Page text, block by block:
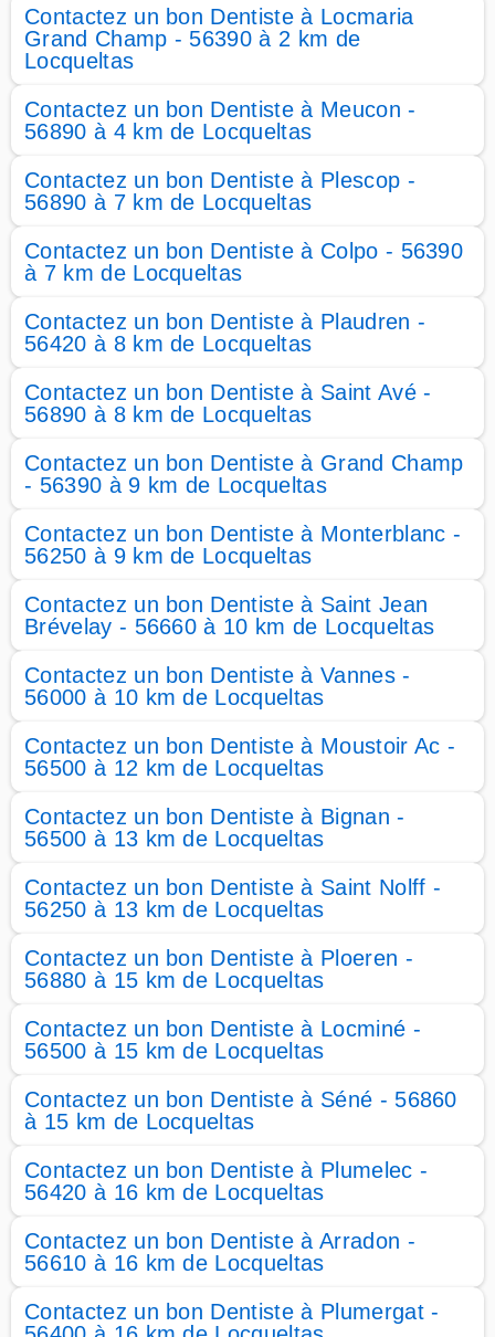
Contactez un bon Dentiste à Locmaria
Grand Champ - 56390 à 2 km de
Locqueltas
Contactez un bon Dentiste à Meucon -
56890 à 4 km de Locqueltas
Contactez un bon Dentiste à Plescop -
56890 à 7 km de Locqueltas
Contactez un bon Dentiste à Colpo - 56390
à 7 km de Locqueltas
Contactez un bon Dentiste à Plaudren -
56420 à 8 km de Locqueltas
Contactez un bon Dentiste à Saint Avé -
56890 à 8 km de Locqueltas
Contactez un bon Dentiste à Grand Champ
- 56390 à 9 km de Locqueltas
Contactez un bon Dentiste à Monterblanc -
56250 à 9 km de Locqueltas
Contactez un bon Dentiste à Saint Jean
Brévelay - 56660 à 10 km de Locqueltas
Contactez un bon Dentiste à Vannes -
56000 à 10 km de Locqueltas
Contactez un bon Dentiste à Moustoir Ac -
56500 à 12 km de Locqueltas
Contactez un bon Dentiste à Bignan -
56500 à 13 km de Locqueltas
Contactez un bon Dentiste à Saint Nolff -
56250 à 13 km de Locqueltas
Contactez un bon Dentiste à Ploeren -
56880 à 15 km de Locqueltas
Contactez un bon Dentiste à Locminé -
56500 à 15 km de Locqueltas
Contactez un bon Dentiste à Séné - 56860
à 15 km de Locqueltas
Contactez un bon Dentiste à Plumelec -
56420 à 16 km de Locqueltas
Contactez un bon Dentiste à Arradon -
56610 à 16 km de Locqueltas
Contactez un bon Dentiste à Plumergat -